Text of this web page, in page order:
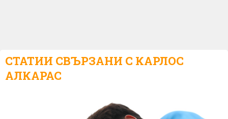
СТАТИИ СВЪРЗАНИ С КАРЛОС
АЛКАРАС